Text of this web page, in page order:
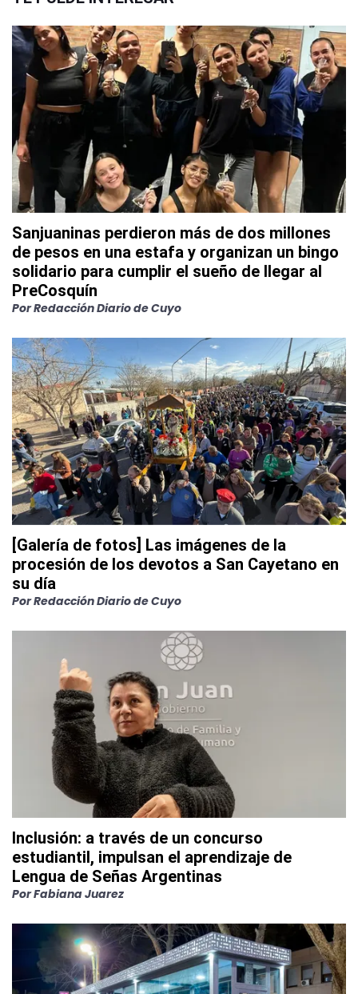
Sanjuaninas perdieron más de dos millones
de pesos en una estafa y organizan un bingo
solidario para cumplir el sueño de llegar al
PreCosquín
PorRedacción Diario de Cuyo
[Galería de fotos] Las imágenes de la
procesión de los devotos a San Cayetano en
su día
PorRedacción Diario de Cuyo
Inclusión: a través de un concurso
estudiantil, impulsan el aprendizaje de
Lengua de Señas Argentinas
PorFabiana Juarez